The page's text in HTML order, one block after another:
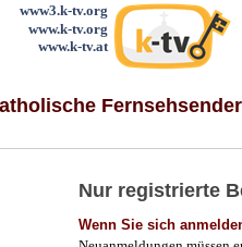
www3.k-tv.org
www.k-tv.org
www.k-tv.at
Fernsehsender
Nur registrierte
Wenn Sie sich